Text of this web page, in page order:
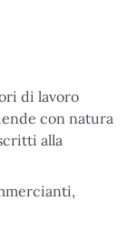
di lavoro
con natura
alla